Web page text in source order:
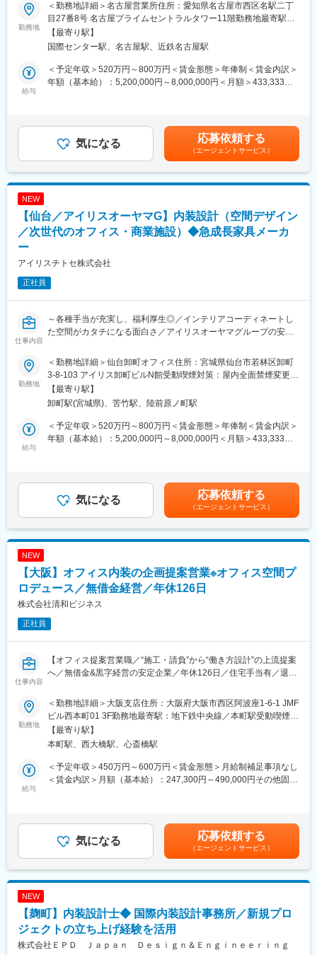
ピード感をもって新しいことにチャレンジする。そんな社風の会
社です。変化し成長し続けることにやりがいをもって取り組める
仲間を募集しています。
■当社グループについて：
アイリスオーヤマグループは家電、法人向けLED照明、日用雑貨
品などを企画・製造しているメーカーです。そのうち、当社は法
トは学校・官公庁（都道府県庁、市町村庁など含む）・福祉施設
（老人ホーム、公民館、病院など）が中心となります。
■業務概要：
オフィス・学校・福祉施設・公共施設向け家具の総合メーカーに
おいて、空間デザイン（内装工事含む）をご担当いただきます。
■業務詳細：
次世代のオフィスデザイン・設計・提案を行っていただきます。
・ご要望に沿う適切なレイアウト・家具選定・空間の提案
・空間提案に際する提案資料の作成
・プラン確定後は、空間の実施設計
・お客様との打ち合わせ、ヒアリング（営業との同行）、デザイ
オフィス／教育施設／福祉施設等
こと
・新しい働き方を実現するための商品起案を行えること
■アイリスチトセについて：
コロナ禍により働く環境・学ぶ環境が大きく変わり、働くニーズ
を中心に、学校や公共施設の空間デザインを行っております。ス
ピード感をもって新しいことにチャレンジする。そんな社風の会
社です。変化し成長し続けることにやりがいをもって取り組める
仲間を募集しています。
■当社グループについて：
アイリスオーヤマグループは家電、法人向けLED照明、日用雑貨
品などを企画・製造しているメーカーです。そのうち、当社は法
トは学校・官公庁（都道府県庁、市町村庁など含む）・福祉施設
（老人ホーム、公民館、病院など）が中心となります。
勤務地
＜勤務地詳細＞名古屋営業所住所：愛知県名古屋市西区名駅二丁
目27番8号 名古屋プライムセントラルタワー11階勤務地最寄駅：
国際センター駅受動喫煙対策：屋内全面禁煙変更の範囲：会社の
定める事業所
【最寄り駅】
国際センター駅、名古屋駅、近鉄名古屋駅
給与
＜予定年収＞520万円～800万円＜賃金形態＞年俸制＜賃金内訳＞
年額（基本給）：5,200,000円～8,000,000円＜月額＞433,333円
プを実施しています。賃金はあくまでも目安の金額であり、選考
を通じて上下する可能性があります。月給(月額)は固定手当を含め
気になる 応募依頼する
（エージェントサービス）
NEW
【仙台／アイリスオーヤマG】内装設計（空間デザイン
／次世代のオフィス・商業施設）◆急成長家具メーカ
ー
アイリスチトセ株式会社
正社員
仕事内容
～各種手当が充実し、福利厚生◎／インテリアコーディネートし
た空間がカタチになる面白さ／アイリスオーヤマグループの安定
■業務概要：
オフィス・学校・福祉施設・公共施設向け家具の総合メーカーに
おいて、空間デザイン（内装工事含む）をご担当いただきます。
■業務詳細：
次世代のオフィスデザイン・設計・提案を行っていただきます。
・ご要望に沿う適切なレイアウト・家具選定・空間の提案
・空間提案に際する提案資料の作成
・プラン確定後は、空間の実施設計
・お客様との打ち合わせ、ヒアリング（営業との同行）、デザイ
オフィス／教育施設／福祉施設等
■やりがい：
・内装含めてインテリアコーディネートした空間がカタチになる
■アイリスチトセについて：
も多様化している世の中。当社、アイリスチトセはオフィス空間
を中心に、学校や公共施設の空間デザインを行っております。ス
ピード感をもって新しいことにチャレンジする。そんな社風の会
社です。変化し成長し続けることにやりがいをもって取り組める
仲間を募集しています。
■当社グループについて：
界・業種で活用されていますが、メインとなっているクライアン
トは学校・官公庁（都道府県庁、市町村庁など含む）・福祉施設
（老人ホーム、公民館、病院など）が中心となります。
変更の範囲：会社の定める業務
勤務地
＜勤務地詳細＞仙台卸町オフィス住所：宮城県仙台市若林区卸町
3-8-103 アイリス卸町ビルN館受動喫煙対策：屋内全面禁煙変更の
範囲：会社の定める事業所
【最寄り駅】
卸町駅(宮城県)、苦竹駅、陸前原ノ町駅
給与
＜予定年収＞520万円～800万円＜賃金形態＞年俸制＜賃金内訳＞
年額（基本給）：5,200,000円～8,000,000円＜月額＞433,333円
プを実施しています。賃金はあくまでも目安の金額であり、選考
を通じて上下する可能性があります。月給(月額)は固定手当を含め
気になる 応募依頼する
（エージェントサービス）
NEW
【大阪】オフィス内装の企画提案営業※オフィス空間プ
ロデュース／無借金経営／年休126日
株式会社清和ビジネス
正社員
仕事内容
【オフィス提案営業職／“施工・請負”から“働き方設計”の上流提案
へ／無借金&黒字経営の安定企業／年休126日／住宅手当有／退職
同社は、ワークプレイスソリューションカンパニーとして、創業
以来50年以上にわたり無借金・黒字経営を継続してきた安定基盤
を有する企業です。
従来の「オフィス＝作業空間」という概念から、「オフィス＝生
産性・創造性・組織力を生む経営資源」へと社会的な価値観が変
化する中、同社では単なる内装工事・レイアウト提案にとどまら
ず、企業の働き方・組織の在り方・事業成長を支える“ワークプレ
「施工を知っている」「現場を理解している」経験を活かしなが
ら、より上流の構想・設計・提案フェーズを担う人材を新たに募
集しています。
体を提案するお仕事です。
・案件情報をベースにお客様へアプローチし、ヒヤリング。社内/
外スタッフと打合せし、見積作成⇒提案⇒契約という流れになり
勤務地
＜勤務地詳細＞大阪支店住所：大阪府大阪市西区阿波座1-6-1 JMF
ビル西本町01 3F勤務地最寄駅：地下鉄中央線／本町駅受動喫煙対
策：屋内全面禁煙変更の範囲：会社の定める事業所
【最寄り駅】
本町駅、西大橋駅、心斎橋駅
給与
＜予定年収＞450万円～600万円＜賃金形態＞月給制補足事項なし
＜賃金内訳＞月額（基本給）：247,300円～490,000円その他固定
じて上下する可能性があります。月給(月額)は固定手当を含めた表
記です。気になる 応募依頼する
（エージェントサービス）
NEW
【麹町】内装設計士◆ 国際内装設計事務所／新規プロ
ジェクトの立ち上げ経験を活用
株式会社ＥＰＤ Ｊａｐａｎ Ｄｅｓｉｇｎ＆Ｅｎｇｉｎｅｅｒｉｎｇ